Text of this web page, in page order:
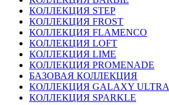
КОЛЛЕКЦИЯ STEP
КОЛЛЕКЦИЯ FROST
КОЛЛЕКЦИЯ FLAMENCO
КОЛЛЕКЦИЯ LOFT
КОЛЛЕКЦИЯ LIME
КОЛЛЕКЦИЯ PROMENADE
БАЗОВАЯ КОЛЛЕКЦИЯ
КОЛЛЕКЦИЯ GALAXY ULTRA
КОЛЛЕКЦИЯ SPARKLE